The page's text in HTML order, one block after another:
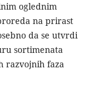
oglednim
na prirast
da se utvrdi
sortimenata
razvojnih faza